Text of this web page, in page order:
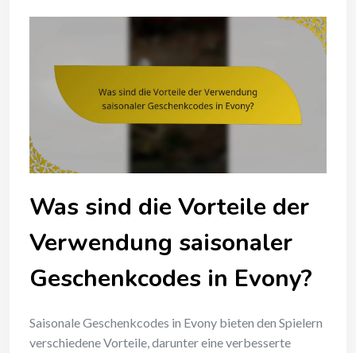
Was sind die Vorteile der
Verwendung saisonaler
Geschenkcodes in Evony?
Saisonale Geschenkcodes in Evony bieten den Spielern
verschiedene Vorteile, darunter eine verbesserte